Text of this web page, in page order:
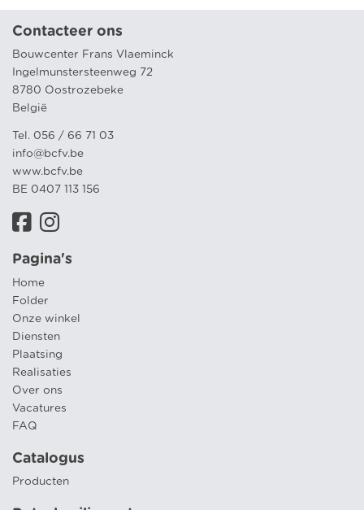
Contacteer ons
Bouwcenter Frans Vlaeminck
Ingelmunstersteenweg 72
8780 Oostrozebeke
België
Tel. 056 / 66 71 03
info@bcfv.be
www.bcfv.be
BE 0407 113 156
Pagina's
Home
Folder
Onze winkel
Diensten
Plaatsing
Realisaties
Over ons
Vacatures
FAQ
Catalogus
Producten